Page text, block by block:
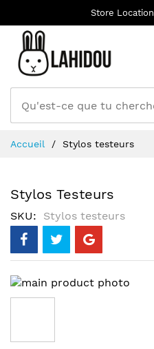
Store Location
au
Accueil Stylos testeurs
Stylos Testeurs
SKU Stylos testeurs
Skip
to
of